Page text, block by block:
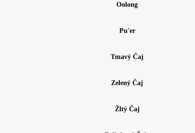
Oolong
Pu'er
Tmavý Čaj
Zelený Čaj
Žltý Čaj